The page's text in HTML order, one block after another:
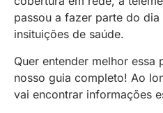
passou a fazer parte do
insituições de saúde.
Quer entender melhor essa
nosso guia completo! Ao
vai encontrar informações